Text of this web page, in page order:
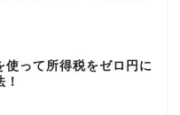
使って所得税をゼロ円に